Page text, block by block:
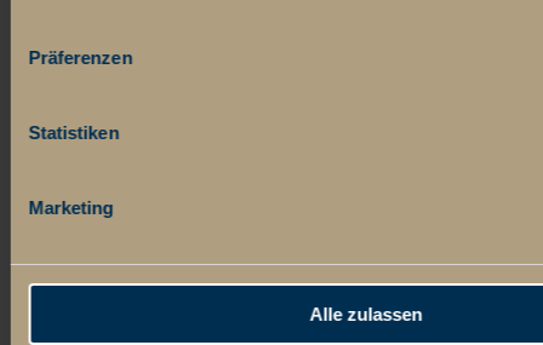
Präferenzen
Statistiken
Marketing
Alle zulassen